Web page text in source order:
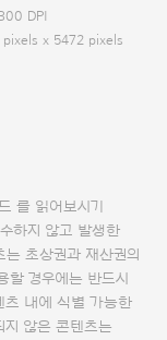
DPI
x 5472 pixels
를 읽어보시기
하지 않고 발생한
초상권과 재산권의
할 경우에는 반드시
내에 식별 가능한
지 않은 콘텐츠는